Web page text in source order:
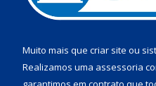
Muito mais que criar site ou
Realizamos uma assessoria